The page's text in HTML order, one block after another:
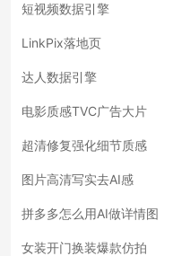
短视频数据引擎
LinkPix落地页
达人数据引擎
电影质感TVC广告大片
超清修复强化细节质感
图片高清写实去AI感
拼多多怎么用AI做详情图
女装开门换装爆款仿拍